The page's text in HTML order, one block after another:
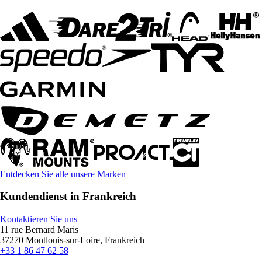
Entdecken Sie alle unsere Marken
Kundendienst in Frankreich
Kontaktieren Sie uns
11 rue Bernard Maris
37270 Montlouis-sur-Loire, Frankreich
+33 1 86 47 62 58